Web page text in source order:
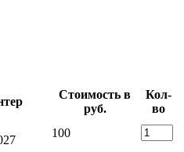
Стоимость в
руб.
Кол-
во
100